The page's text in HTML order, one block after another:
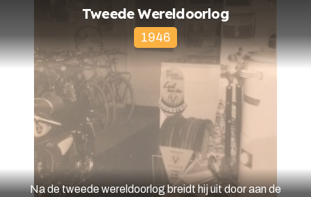
Tweede Wereldoorlog
1946
Na de tweede wereldoorlog breidt hij uit door aan de